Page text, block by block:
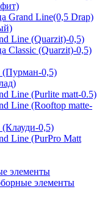
Grand Line(0,5 Drap)
Line (Quarzit)-0,5)
Classic (Quarzit)-0,5)
0,5)
Line (Purlite matt-0.5)
Line (Rooftop matte-
0,5)
Line (PurPro Matt
элементы
элементы